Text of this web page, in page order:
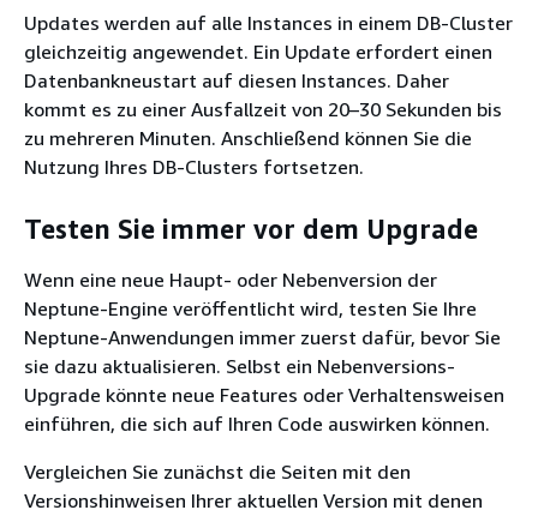
Updates werden auf alle Instances in einem DB-Cluster
gleichzeitig angewendet. Ein Update erfordert einen
Datenbankneustart auf diesen Instances. Daher
kommt es zu einer Ausfallzeit von 20–30 Sekunden bis
zu mehreren Minuten. Anschließend können Sie die
Nutzung Ihres DB-Clusters fortsetzen.
Testen Sie immer vor dem Upgrade
Wenn eine neue Haupt- oder Nebenversion der
Neptune-Engine veröffentlicht wird, testen Sie Ihre
Neptune-Anwendungen immer zuerst dafür, bevor Sie
sie dazu aktualisieren. Selbst ein Nebenversions-
Upgrade könnte neue Features oder Verhaltensweisen
einführen, die sich auf Ihren Code auswirken können.
Vergleichen Sie zunächst die Seiten mit den
Versionshinweisen Ihrer aktuellen Version mit denen